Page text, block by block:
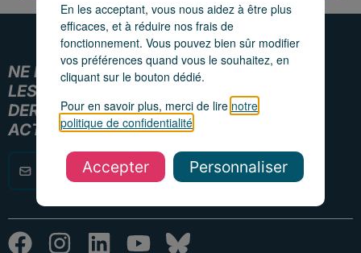
En les acceptant, vous nous aidez à être plus
efficaces, et à réduire nos frais de
fonctionnement. Vous pouvez bien sûr modifier
vos préférences quand vous le souhaitez, en
cliquant sur le bouton dédié.
Pour en savoir plus, merci de lire notre
politique de confidentialité
Accepter Personnaliser
NE MANQUEZ PAS
LES
DERNIÈRES
ACTUALITÉS !
ADRESSE
EMAIL